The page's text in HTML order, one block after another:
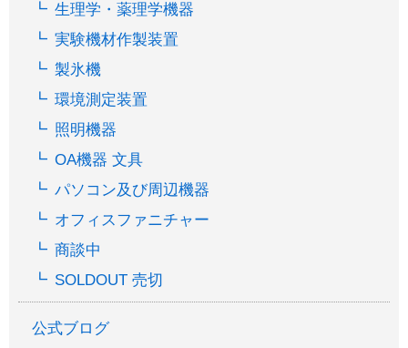
生理学・薬理学機器
実験機材作製装置
製氷機
環境測定装置
照明機器
OA機器 文具
パソコン及び周辺機器
オフィスファニチャー
商談中
SOLDOUT 売切
公式ブログ